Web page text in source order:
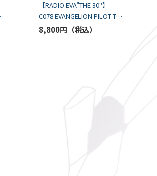
【RADIO EVA"THE 30"】
C078 EVANGELION PILOT T-
Shirt by BALANSA/RED
8,800円